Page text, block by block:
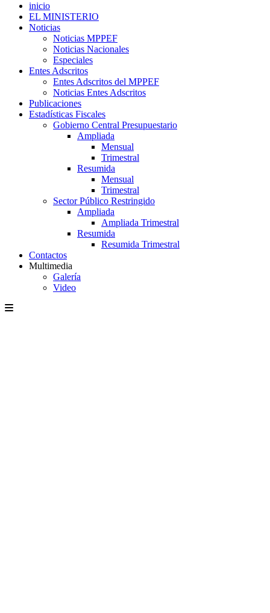
inicio
EL MINISTERIO
Noticias
Noticias MPPEF
Noticias Nacionales
Especiales
Entes Adscritos
Entes Adscritos del MPPEF
Noticias Entes Adscritos
Publicaciones
Estadísticas Fiscales
Gobierno Central Presupuestario
Ampliada
Mensual
Trimestral
Resumida
Mensual
Trimestral
Sector Público Restringido
Ampliada
Ampliada Trimestral
Resumida
Resumida Trimestral
Contactos
Multimedia
Galería
Video